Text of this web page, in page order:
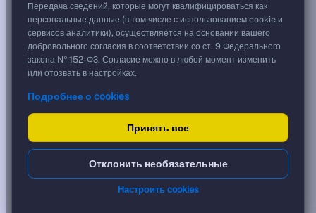
7,83
Дюрация, лет
1,46
Рейтинг
AA
Тип
Флоатер
Доходность и цена
YTM эффективная ?
Передача сведений, которые могут квалифицироваться как
персональные данные (в том числе с использованием cookie и
сервисов аналитики), осуществляется на основании вашего
добровольного согласия в соответствии со ст. 9 Федерального
закона № 152-ФЗ. Согласие можно в любой момент изменить
или отозвать в настройках.
Подробнее о cookies
Принять все
Отклонить необязательные
Настроить cookies